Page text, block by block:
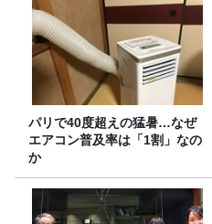
パリで40度超えの猛暑…なぜ
エアコン普及率は「1割」なの
か